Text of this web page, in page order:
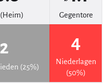
Gegentore
2
(25%)
4
Niederlagen
(50%)